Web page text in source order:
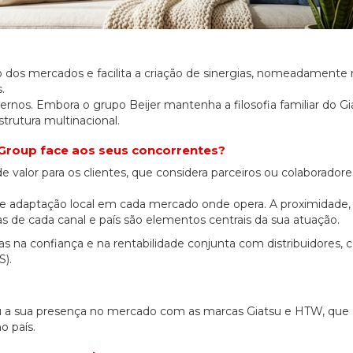
mercados e facilita a criação de sinergias, nomeadamente
Embora o grupo Beijer mantenha a filosofia familiar do
multinacional.
face aos seus concorrentes?
para os clientes, que considera parceiros ou
local em cada mercado onde opera. A
de cada canal e país são elementos centrais da sua atuação.
na confiança e na rentabilidade conjunta com distribuidores,
sua presença no mercado com as marcas Giatsu e HTW, que
país.